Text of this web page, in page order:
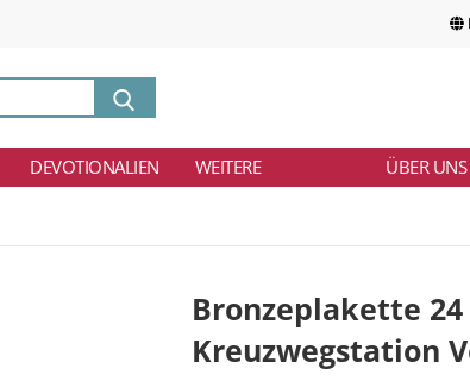
E-Mail
Konto erstellen
eingeben
DEVOTIONALIEN ÜBER UNS
WEITERE
Bronzeplakette 24
Kreuzwegstation